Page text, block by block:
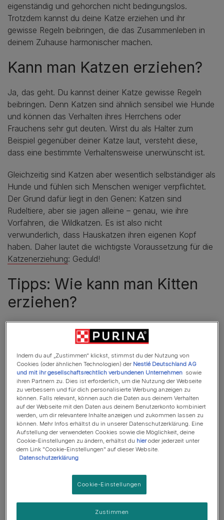
eigenständig und gehorchen nicht bedingungslos.
Trotzdem kannst du deine Katze erziehen und ihr
gewisse Regeln beibringen, die das Zusammenleben in
deinem Zuhause harmonischer machen.
Kann man Katzen erziehen?
Ja, das geht. Du kannst deiner Katze gewisse Regeln
beibringen. Denn Katzen sind ähnlich sensibel wie Hunde
und können das Verhalten ihres Herrchens oder
Frauchens sehr gut deuten. Wirst du als Halter zum
Beispiel gegenüber deiner Katze laut, versteht diese,
dass eine bestimmte Verhaltensweise unerwünscht ist.
Gleichzeitig sind Katzen aber wesentlich selbständiger als
Hunde und fühlen sich Menschen weniger verpflichtet.
Der Grund dafür liegt in den Genen: Katzen sind
Rudeltiere, aber sie jagen alleine – genau, wie ihre
Vorfahren, die Wildkatzen. Es ist also nicht
verwunderlich, dass Hauskatzen ihren eigenen Kopf
haben. Daher lautet die wichtigste Voraussetzung für die
Katzenerziehung: Geduld!
Tipps: Wie kann man Kitten
erziehen?
Das A und O der Erziehung von Katzen ist es, so früh
wie möglich damit zu beginnen. Schon wenn du dein
spielerisch mit der Erziehung starten. Hier ein paar
Erziehungstipps:
Training in Einheiten: Lege einmal am Tag kurze,
spielerische Trainingseinheiten ein. Pro Einheit suche
dir eine Sache aus, die du deiner Katze beibringen
willst. Auf diese Weise ist deine Katze nicht abgelenkt
und kann sich auf eine Aufgabe konzentrieren.
Spreche ruhig und mit warmer Stimme
mögen sanfte Töne. Nutze diese Vorliebe für dich
und spreche mit deiner Katze liebevoll und ruhig.
Auch ein sachtes “Nein” versteht deine Katze dann.
Indem du auf „Zustimmen“ klickst, stimmst du der Nutzung von
Cookies (oder ähnlichen Technologien) der Nestlé Deutschland AG
und mit ihr gesellschaftsrechtlich verbundenen Unternehmen sowie
ihren Partnern zu. Dies ist erforderlich, um die Nutzung der Webseite
zu verbessern und für dich personalisierte Werbung anzeigen zu
können. Falls relevant, können auch die Daten aus deinem Verhalten
auf der Webseite mit den Daten aus deinem Benutzerkonto kombiniert
werden, um dir relevantere Inhalte anzeigen und zukommen lassen zu
können. Mehr Infos erhältst du in unserer Datenschutzerklärung. Eine
Aufstellung der verwendeten Cookies sowie die Möglichkeit, deine
Cookie-Einstellungen zu ändern, erhältst du hieroder jederzeit unter
dem Link "Cookie-Einstellungen" auf dieser Website.
Datenschutzerklärung
Cookie-Einstellungen
Zustimmen